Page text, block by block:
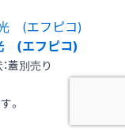
(エフピコ)
蓋別売り
。